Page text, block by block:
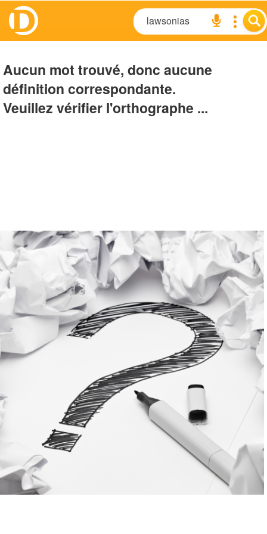
Aucun mot trouvé, donc aucune
définition correspondante.
Veuillez vérifier l'orthographe ...